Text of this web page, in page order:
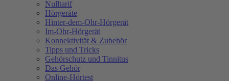
Nulltarif
Hörgeräte
Hinter-dem-Ohr-Hörgerät
Im-Ohr-Hörgerät
Konnektivität & Zubehör
Tipps und Tricks
Gehörschutz und Tinnitus
Das Gehör
Online-Hörtest